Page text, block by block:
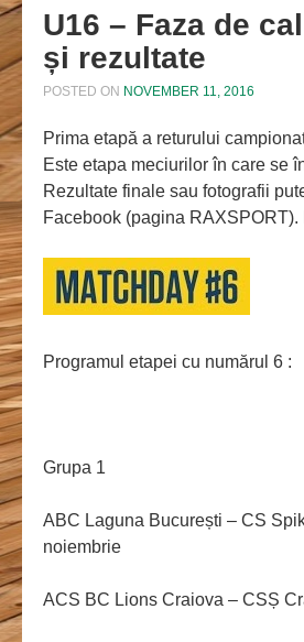
U16 – Faza de
și rezultate
POSTED ON NOVEMBER 11, 2016
Prima etapă a returului
Este etapa meciurilor în care se
Rezultate finale sau fotografii
Facebook (pagina RAXSPORT).
Programul etapei cu numărul 6 :
Grupa 1
ABC Laguna București – CS
noiembrie
ACS BC Lions Craiova – CSȘ